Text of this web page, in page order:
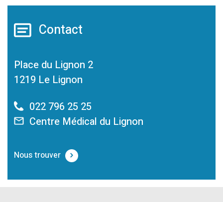
Contact
Place du Lignon 2
1219 Le Lignon
022 796 25 25
Centre Médical du Lignon
Nous trouver